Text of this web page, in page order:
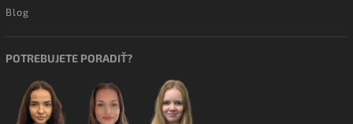
Blog
POTREBUJETE PORADIŤ?